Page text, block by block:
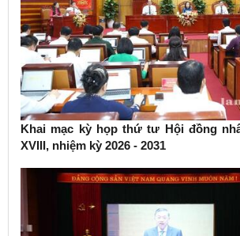
Khai mạc kỳ họp thứ tư Hội đồng
XVIII, nhiệm kỳ 2026 - 2031